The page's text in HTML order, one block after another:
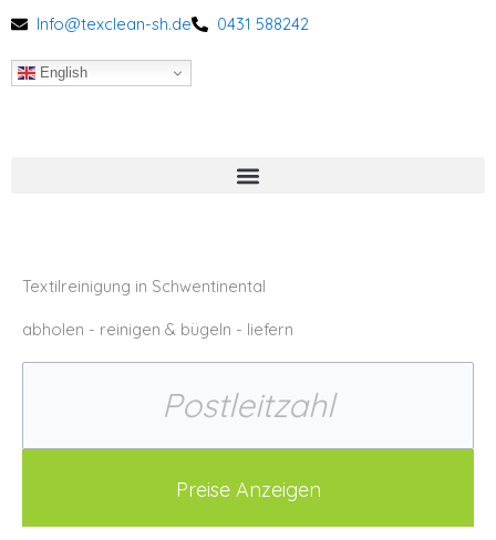
Inhalt
springen
Info@texclean-sh.de 0431 588242
English
Textilreinigung in Schwentinental
abholen - reinigen & bügeln - liefern